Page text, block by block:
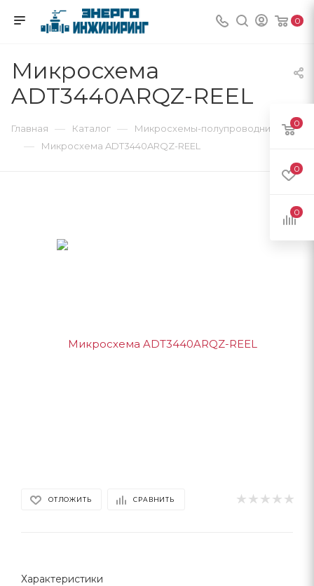
0
Микросхема
ADT3440ARQZ-REEL
Главная — Каталог — Микросхемы-полупроводники
— Микросхема ADT3440ARQZ-REEL
ОТЛОЖИТЬ СРАВНИТЬ
Характеристики
0
0
0